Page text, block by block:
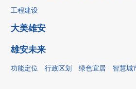
工程建设
大美雄安
雄安未来
功能定位 行政区划 绿色宜居 智慧城